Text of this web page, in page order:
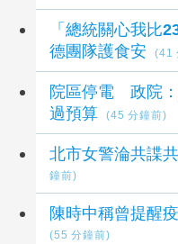
「總統關心我
德團隊護食安
(41
院區停電 政院：
過預算
(45 分鐘前)
北市女警淪共諜
鐘前)
陳時中稱曾提醒
(55 分鐘前)